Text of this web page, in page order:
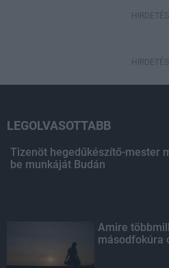
HIRDETÉS
HIRDETÉS
LEGOLVASOTTABB
Tizenöt hegedűkészítő-mester
be munkáját Budán
Amire
másodfokúra